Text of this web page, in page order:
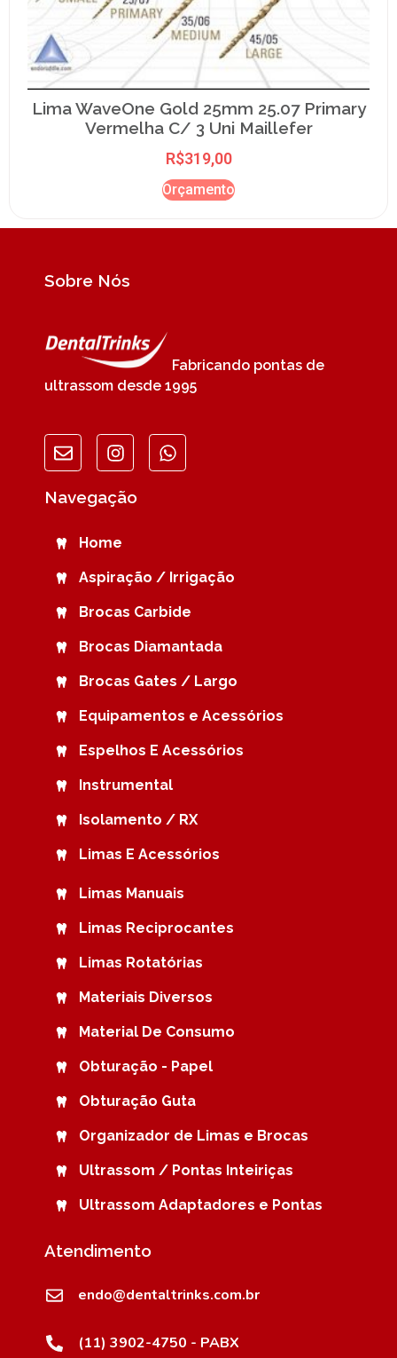
Lima WaveOne Gold 25mm 25.07 Primary
Vermelha C/ 3 Uni Maillefer
R$319,00
Orçamento
Sobre Nós
Fabricando pontas de
ultrassom desde 1995
Navegação
Home
Aspiração / Irrigação
Brocas Carbide
Brocas Diamantada
Brocas Gates / Largo
Equipamentos e Acessórios
Espelhos E Acessórios
Instrumental
Isolamento / RX
Limas E Acessórios
Limas Manuais
Limas Reciprocantes
Limas Rotatórias
Materiais Diversos
Material De Consumo
Obturação - Papel
Obturação Guta
Organizador de Limas e Brocas
Ultrassom / Pontas Inteiriças
Ultrassom Adaptadores e Pontas
Atendimento
endo@dentaltrinks.com.br
(11) 3902-4750 - PABX